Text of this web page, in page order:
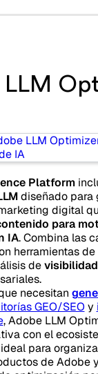
LLM
Platform
diseñado para
digital
para
IA. Combina las
herramientas de
de
necesitan
GEO/SEO y
, Adobe LLM
con el
para
de Adobe